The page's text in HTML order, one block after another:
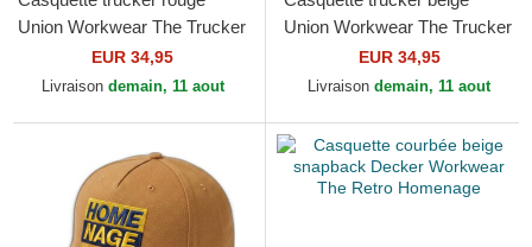
Union Workwear The Trucker
HomenageEUR 34,95
Livraison demain, 11 aout
Union Workwear The Trucker
HomenageEUR 34,95
Livraison demain, 11 aout